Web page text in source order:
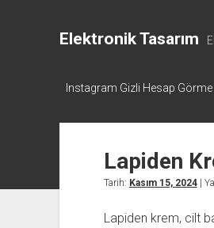
Elektronik Tasarım
Instagram Gizli Hesap
Lapiden
Tarih: Kasım 15, 2024|
Lapiden krem, cilt